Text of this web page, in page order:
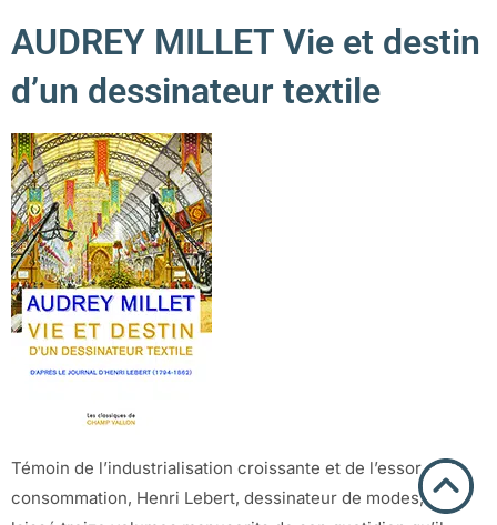
AUDREY MILLET Vie et destin
d’un dessinateur textile
Témoin de l’industrialisation croissante et de l’essor de la
consommation, Henri Lebert, dessinateur de modes, a